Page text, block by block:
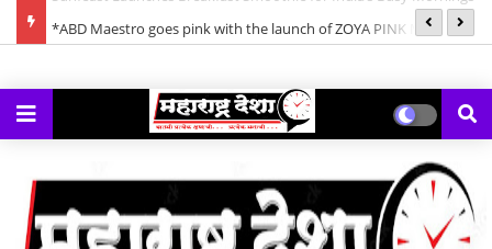
*ABD Maestro goes pink with the launch of ZOYA PINK Mix